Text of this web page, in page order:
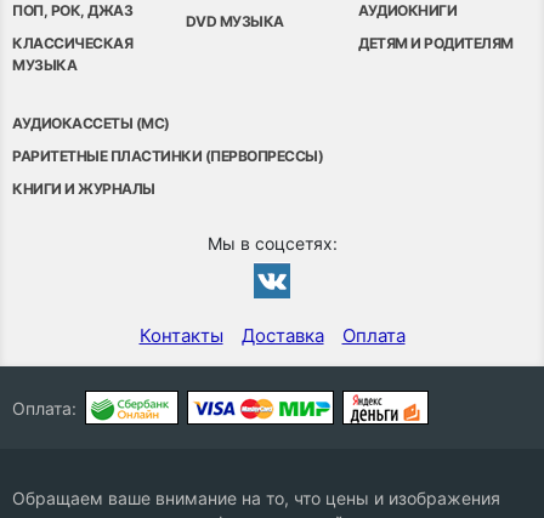
ПОП, РОК, ДЖАЗ
КЛАССИЧЕСКАЯ
МУЗЫКА
DVD МУЗЫКА
АУДИОКНИГИ
ДЕТЯМ И РОДИТЕЛЯМ
АУДИОКАССЕТЫ (MC)
РАРИТЕТНЫЕ ПЛАСТИНКИ (ПЕРВОПРЕССЫ)
КНИГИ И ЖУРНАЛЫ
Мы в соцсетях:
Контакты Доставка Оплата
Оплата:
Обращаем ваше внимание на то, что цены и изображения